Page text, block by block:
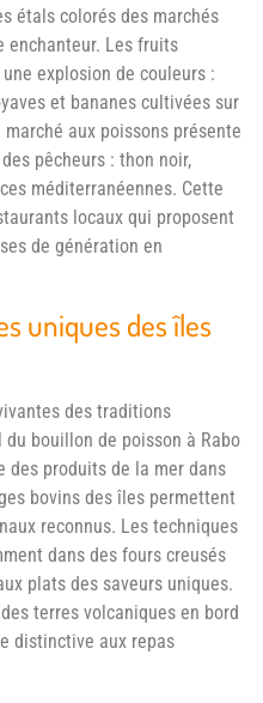
étals colorés des marchés
Les fruits
explosion de couleurs :
et bananes cultivées sur
aux poissons présente
pêcheurs : thon noir,
méditerranéennes. Cette
locaux qui proposent
de génération en
uniques des îles
des traditions
bouillon de poisson à Rabo
produits de la mer dans
bovins des îles permettent
reconnus. Les techniques
dans des fours creusés
plats des saveurs uniques.
terres volcaniques en bord
distinctive aux repas